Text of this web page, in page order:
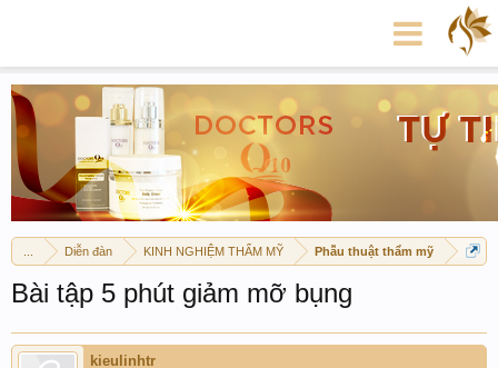
Diễn đàn KINH NGHIỆM THẨM MỸ Phẫu thuật thẩm mỹ
Bài tập 5 phút giảm mỡ bụng
kieulinhtr